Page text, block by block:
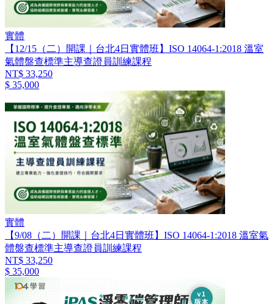
實體
【12/15（二）開課｜台北4日實體班】ISO 14064-1:2018 溫室
氣體盤查標準主導查證員訓練課程
NT$ 33,250
$ 35,000
實體
【9/08（二）開課｜台北4日實體班】ISO 14064-1:2018 溫室氣
體盤查標準主導查證員訓練課程
NT$ 33,250
$ 35,000